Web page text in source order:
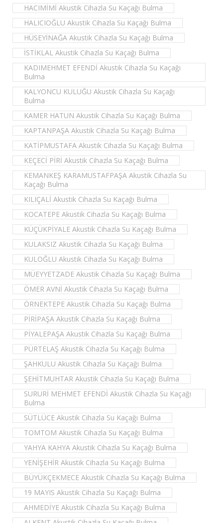
HACIMİMİ Akustik Cihazla Su Kaçağı Bulma
HALICIOĞLU Akustik Cihazla Su Kaçağı Bulma
HÜSEYİNAĞA Akustik Cihazla Su Kaçağı Bulma
İSTİKLAL Akustik Cihazla Su Kaçağı Bulma
KADIMEHMET EFENDİ Akustik Cihazla Su Kaçağı
Bulma
KALYONCU KULUĞU Akustik Cihazla Su Kaçağı
Bulma
KAMER HATUN Akustik Cihazla Su Kaçağı Bulma
KAPTANPAŞA Akustik Cihazla Su Kaçağı Bulma
KATİPMUSTAFA Akustik Cihazla Su Kaçağı Bulma
KEÇECİ PİRİ Akustik Cihazla Su Kaçağı Bulma
KEMANKEŞ KARAMUSTAFPAŞA Akustik Cihazla Su
Kaçağı Bulma
KILIÇALİ Akustik Cihazla Su Kaçağı Bulma
KOCATEPE Akustik Cihazla Su Kaçağı Bulma
KÜÇÜKPİYALE Akustik Cihazla Su Kaçağı Bulma
KULAKSIZ Akustik Cihazla Su Kaçağı Bulma
KULOĞLU Akustik Cihazla Su Kaçağı Bulma
MÜEYYETZADE Akustik Cihazla Su Kaçağı Bulma
ÖMER AVNİ Akustik Cihazla Su Kaçağı Bulma
ÖRNEKTEPE Akustik Cihazla Su Kaçağı Bulma
PİRİPAŞA Akustik Cihazla Su Kaçağı Bulma
PİYALEPAŞA Akustik Cihazla Su Kaçağı Bulma
PÜRTELAŞ Akustik Cihazla Su Kaçağı Bulma
ŞAHKULU Akustik Cihazla Su Kaçağı Bulma
ŞEHİTMUHTAR Akustik Cihazla Su Kaçağı Bulma
SURURİ MEHMET EFENDİ Akustik Cihazla Su Kaçağı
Bulma
SÜTLÜCE Akustik Cihazla Su Kaçağı Bulma
TOMTOM Akustik Cihazla Su Kaçağı Bulma
YAHYA KAHYA Akustik Cihazla Su Kaçağı Bulma
YENİŞEHİR Akustik Cihazla Su Kaçağı Bulma
BÜYÜKÇEKMECE Akustik Cihazla Su Kaçağı Bulma
19 MAYIS Akustik Cihazla Su Kaçağı Bulma
AHMEDİYE Akustik Cihazla Su Kaçağı Bulma